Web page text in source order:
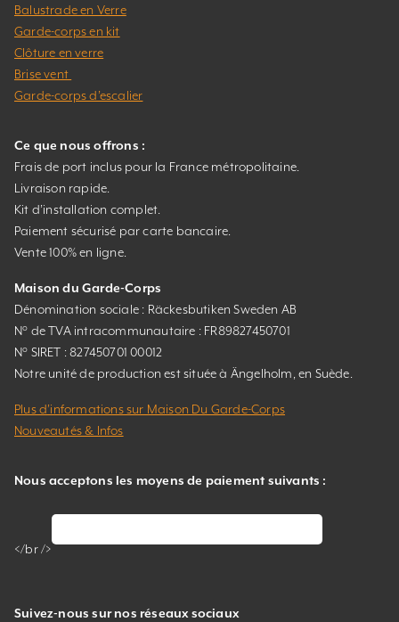
Balustrade en Verre
Garde-corps en kit
Clôture en verre
Brise vent
Garde-corps d’escalier
Ce que nous offrons :
Frais de port inclus pour la France métropolitaine.
Livraison rapide.
Kit d’installation complet.
Paiement sécurisé par carte bancaire.
Vente 100% en ligne.
Maison du Garde-Corps
Dénomination sociale : Räckesbutiken Sweden AB
N° de TVA intracommunautaire : FR89827450701
N° SIRET : 827450701 00012
Notre unité de production est située à Ängelholm, en Suède.
Plus d’informations sur Maison Du Garde-Corps
Nouveautés & Infos
Nous acceptons les moyens de paiement suivants :
</br />
Suivez-nous sur nos réseaux sociaux